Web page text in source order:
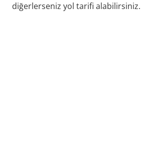
diğerlerseniz yol tarifi alabilirsiniz.